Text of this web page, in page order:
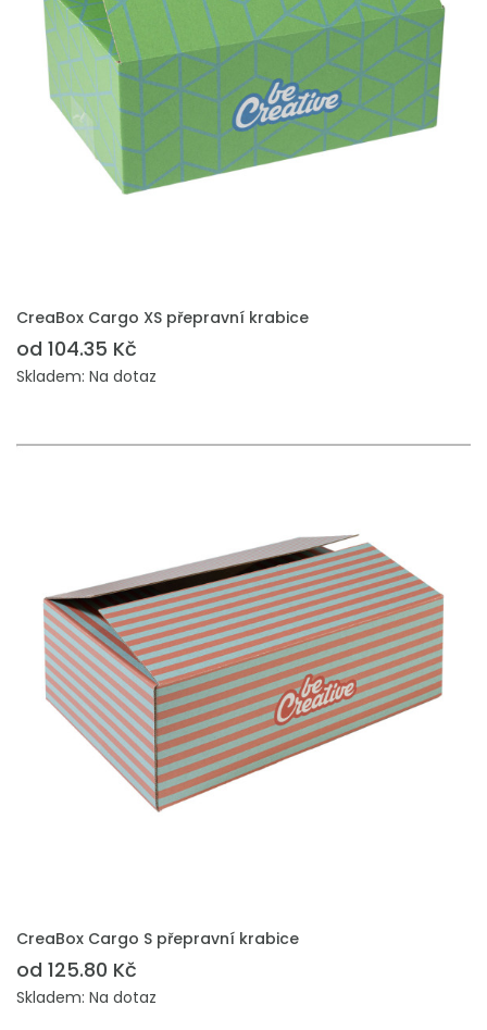
CreaBox Cargo XS přepravní krabice
od 104.35 Kč
Skladem: Na dotaz
CreaBox Cargo S přepravní krabice
od 125.80 Kč
Skladem: Na dotaz